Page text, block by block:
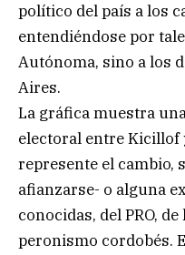
político del país a los
entendiéndose por
Autónoma, sino a los
Aires.
La gráfica muestra
electoral entre Kicillof
represente el cambio,
afianzarse- o alguna
conocidas, del PRO,
peronismo cordobés.